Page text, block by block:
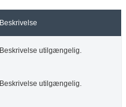
Beskrivelse
Beskrivelse utilgængelig.
Beskrivelse utilgængelig.